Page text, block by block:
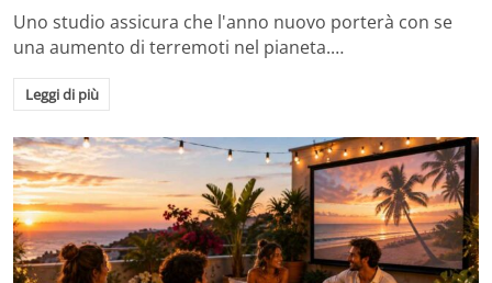
Uno studio assicura che l'anno nuovo porterà con se
una aumento di terremoti nel pianeta.…
Leggi di più